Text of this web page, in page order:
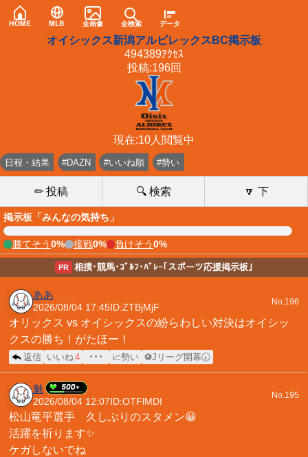
HOME MLB 全画像 全検索 データ
オイシックス新潟アルビレックスBC掲示板
494389ｱｸｾｽ
投稿:196回
現在:10人閲覧中
日程・結果 #DAZN #いいね順 #勢い
✏ 投稿 🔍 検索 🔽 下
掲示板「みんなの気持ち」
勝てそう0% 接戦0% 負けそう0%
PR 相撲･競馬･ｺﾞﾙﾌ･ﾊﾞﾚｰ｢スポーツ応援掲示板｣
ああ
2026/08/04 17:45 ID:ZTBjMjF
No.196
オリックス vs オイシックスの紛らわしい対決はオイシッ
クスの勝ち！がたほー！
返信 いいね4 ･･･ 📈勢い ⚽Jリーグ開幕🕢
魅
2026/08/04 12:07 ID:OTFlMDI
No.195
松山竜平選手 久しぶりのスタメン😀
活躍を祈ります✨
ケガしないでね